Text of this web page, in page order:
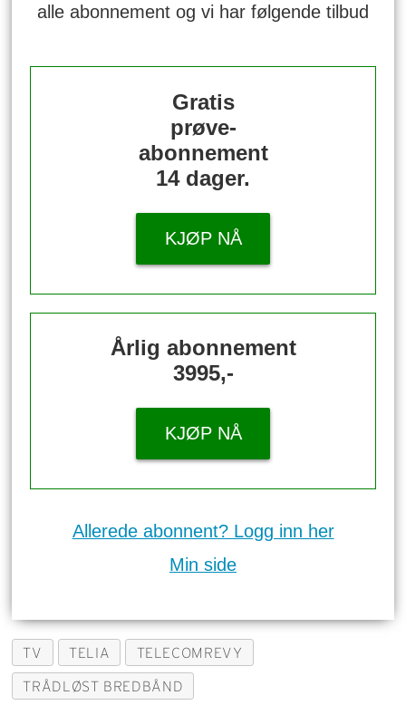
alle abonnement og vi har følgende tilbud
Gratis
prøve-
abonnement
14 dager.
KJØP NÅ
Årlig abonnement
3995,-
KJØP NÅ
Allerede abonnent? Logg inn her
Min side
TV TELIA TELECOMREVY
TRÅDLØST BREDBÅND